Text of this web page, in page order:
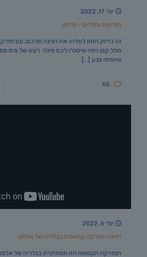
יולי 17, 2022
מזרקות ומפלים – סרטון
זה בדיוק הזמן לשדרג את הגינה שלכם, עם
מפל קטן ויפה שיסגרו לכם פינה. רעש של מים
שיוסיפו צבע […]
65
יולי 6, 2022
וידאו – מזרקה קלאסית בגלריה של אלמוג
המזרקה הקסומה הזו מסתתרת בגלריה של